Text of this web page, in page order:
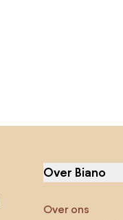
Over Biano
Over ons